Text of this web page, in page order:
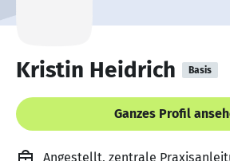
Kristin Heidrich Basis
Ganzes Profil
Angestellt, zentrale